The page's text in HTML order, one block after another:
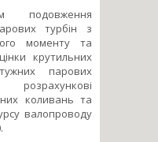
подовження
турбін з
моменту та
крутильних
парових
коливань та
валопроводу